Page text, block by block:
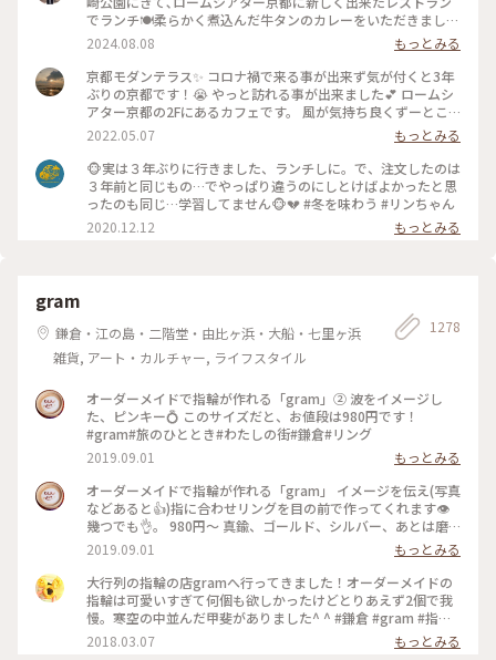
でランチ🍽️柔らかく煮込んだ牛タンのカレーをいただきました
🍛 #グルメ #ランチ #カレー
2024.08.08
もっとみる
京都モダンテラス✨ コロナ禍で来る事が出来ず気が付くと3年
ぶりの京都です！😭 やっと訪れる事が出来ました💕 ロームシ
アター京都の2Fにあるカフェです。 風が気持ち良くずーとこ
こで時間を過ごしていたいカフェです🥰 スズメが残したケー
キのくずを食べにテーブルの上にやってきてました😆 #Myこ
とりっぷ #春風さんぽ
2022.05.07
もっとみる
🐵実は３年ぶりに行きました、ランチしに。で、注文したのは
３年前と同じもの…でやっぱり違うのにしとけばよかったと思
ったのも同じ…学習してません🐵💔 #冬を味わう #リンちゃん
2020.12.12
もっとみる
gram
鎌倉・江の島・二階堂・由比ヶ浜・大船・七里ヶ浜
雑貨, アート・カルチャー, ライフスタイル
1278
オーダーメイドで指輪が作れる「gram」② 波をイメージし
た、ピンキー💍 このサイズだと、お値段は980円です！
#gram#旅のひととき#わたしの街#鎌倉#リング
2019.09.01
もっとみる
オーダーメイドで指輪が作れる「gram」 イメージを伝え(写真
などあると👍)指に合わせリングを目の前で作ってくれます👁
幾つでも👌。 980円〜 真鍮、ゴールド、シルバー、あとは磨
きをかけるかマットな感じにするか💍😊✨✨ 今回は、左からピ
ンキー、中指、親指と作りました😅 いつもは行列がすごいの
に、この日、整理券なし、30分並び入れました😱😱‼️(平日の
夕方) 皆さん、カップルもいだけど、グループで来られ旅の思
い出に作られたりしている方が多かったです😊 まさか、入れ
ると思わなかったので、待ち時間に情報収集し勢いで作ったリ
ング。それでも、なんだか愛着がわきますね… 次は、重ね付け
2019.09.01
もっとみる
大行列の指輪の店gramへ行ってきました！オーダーメイドの
指輪は可愛いすぎて何個も欲しかったけどとりあえず2個で我
慢。寒空の中並んだ甲斐がありました^ ^ #鎌倉 #gram #指輪
#オーダーメイド
2018.03.07 もっとみる